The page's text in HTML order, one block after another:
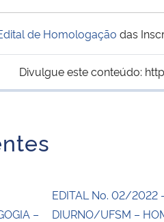
de Homologação das
Divulgue este conteúdo:
–
EDITAL No. 02/2022
DIURNO/UFSM –